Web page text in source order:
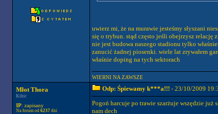
uwierz mi, że na murawie jesteśmy słyszani
się o trybun. stąd często jeśli obejrzysz relację
nie jest budowa naszego stadionu tylko
zanucić żadnej piosenki. wiele lat zrywałem
właśnie doping na tych sektorach
WIERNI NA ZAWSZE
Młot Thora
Kibic
IP: zapisany
Na forum od 6237dni
Odp: Śpiewamy k***a!!! - 23/10/2009
Pogoń harcuje po trawie szarżuje wszędzie już
nam dech